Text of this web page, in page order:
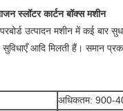
स्लॉटर कार्टन बॉक्स मशीन
उत्पादन मशीन में कई
आदि मिलती हैं। समान
अधिकतम: 900-